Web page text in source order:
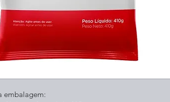
embalagem: